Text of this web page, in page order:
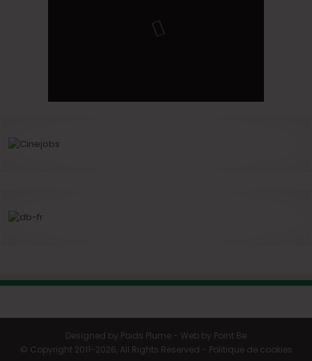
Designed by Poids Plume - Web by Point Be
© Copyright 2011-2026, All Rights Reserved - Politique de cookies